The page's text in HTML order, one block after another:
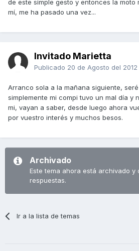
de este simple gesto y entonces la moto
mí, me ha pasado una vez...
Invitado Marietta
Publicado 20 de Agosto del 2012
Arranco sola a la mañana siguiente,
simplemente mi compi tuvo un mal día y
mi, vayan a saber, desde luego ahora
por vuestro interés y muchos besos.
Archivado
Este tema ahora está archivado y
respuestas.
Ir a la lista de temas